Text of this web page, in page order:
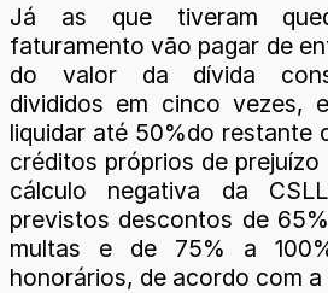
Já as que tiveram
faturamento vão pagar de
do valor da dívida
divididos em cinco vezes,
liquidar até 50%do restante
créditos próprios de
cálculo negativa da
previstos descontos de
multas e de 75% a
honorários, de acordo com a